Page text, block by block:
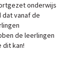
onderwijs
dat vanaf de
de leerlingen
dit kan!